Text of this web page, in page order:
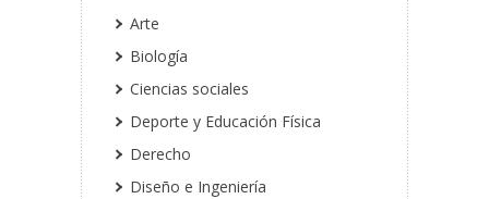
Arte
Biología
Ciencias sociales
Deporte y Educación Física
Derecho
Diseño e Ingeniería